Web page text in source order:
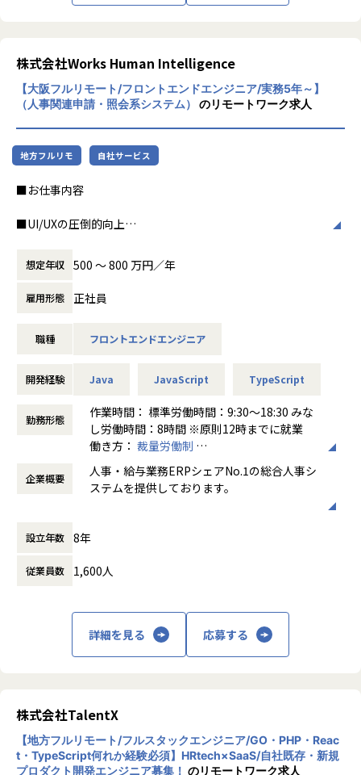
・海外製品開発チームと開発スケジュール、機能要件、仕様
を調整し、完成した製品機能を確認
：実際に開発を行う海外開発者と対話しながら製品開発を進
行。
・日本語版のマニュアルやサンプルなど、日本語の製品コン
：日本の開発者にわかりやすく製品を使っていただくための
援依頼に対応
課題に対して、経験や知識を活かして解決を支援。
：プロダクトマネジャーと協力し開発ツール、フレームワー
発のニーズを調査、把握し、新機能、新製品やサービスの企
※本ポジションはコーディングや実装を主業務とするエンジ
ニア職ではなく、海外開発チームと連携しながら仕様調整や
開発推進を担う役割です。
※部門マネジャー、プロダクトマネジャーや同職種のメンバ
ーからフォロー体制が確立しておりますので、上記の職務を
システムインテグレーター、パッケージソフトメーカー、ソ
リューションプロバイダー、情報システム部門をもつ企業の
運用・管理に携わる方などIT業界全般に渡ります。
■配属先について
・事業部在籍：40名(おおよそ男性:女性＝6:4となっていま
す)
・企画開発部在籍：17名
株式会社Works Human Intelligence
【大阪フルリモート/フロントエンドエンジニア/実務5年～】
（人事関連申請・照会系システム）
のリモートワーク求人
地方フルリモ 自社サービス
■お仕事内容
■UI/UXの圧倒的向上
け、人事業務に対して圧倒的な業務網羅性を持った製品を開
発・保守しています。
人事制度変更や法改正対応など、複雑で膨大な人事業務を支
えてきたとともに、年々「COMPANY」に対して柔軟性や使
ております。そのため「使いやすさ」の向上への機能改善を
決に最大限コミットする製品へ進化しようとしています。
■ウェブアクセシビリティ改善
私たちの製品「COMPANY」は、多くのお客様の業務を支え
るインフラ的役割を担っています。そのため、大規模パッケ
滑に行う土台を提供していく責務を感じています。「はたら
く」を楽しくする、というミッションの実現に向けて、はた
【具体的な業務内容】
X全般にかかわるチームに所属していただきます。
デザイナーとフロントエンドエンジニアで構成されており、
デザイナーは開発チームと協業しながらUI/UXデザイン作
フロントエンドエンジニアは、具体的には下記のような業務
をお任せいたします。
・新規機能の設計、実装、UIUXレビューの参加
想定年収 500 〜 800 万円／年
雇用形態 正社員
職種 フロントエンドエンジニア
開発経験 Java JavaScript TypeScript
勤務形態
作業時間： 標準労働時間：9:30～18:30 みな
し労働時間：8時間 ※原則12時までに就業
働き方： 裁量労働制
時間外労働の有無： 有（月平均30時間）
休憩時間： 60分
企業概要
人事・給与業務ERPシェアNo.1の総合人事シ
ステムを提供しております。
が生まれ、活況を呈しています。1996年に誕
と社員の知恵により成長を続け、様々な社会
の活用により「COMPANY」を進化させるこ
とで、お客様から信頼される企業となり、HR
テック業界を牽引するリーディングカンパニ
設立年数 8年
従業員数 1,600人
詳細を見る 応募する
株式会社TalentX
【地方フルリモート/フルスタックエンジニア/GO・PHP・Reac
t・TypeScript何れか経験必須】HRtech×SaaS/自社既存・新規
プロダクト開発エンジニア募集！ のリモートワーク求人